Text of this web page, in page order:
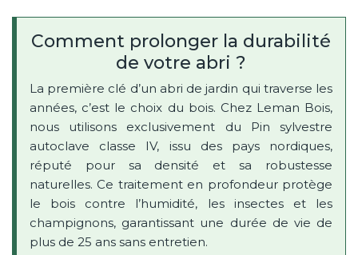
Comment prolonger la durabilité
de votre abri ?
La première clé d’un abri de jardin qui traverse les
années, c’est le choix du bois. Chez Leman Bois,
nous utilisons exclusivement du Pin sylvestre
autoclave classe IV, issu des pays nordiques,
réputé pour sa densité et sa robustesse
naturelles. Ce traitement en profondeur protège
le bois contre l’humidité, les insectes et les
champignons, garantissant une durée de vie de
plus de 25 ans sans entretien.